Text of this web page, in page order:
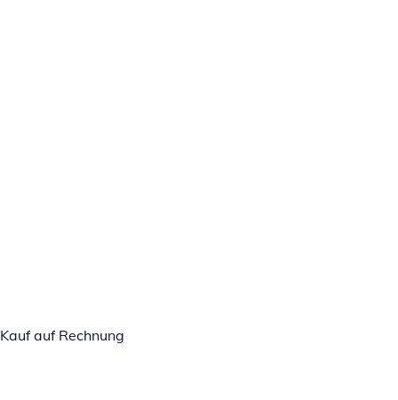
Kauf auf Rechnung